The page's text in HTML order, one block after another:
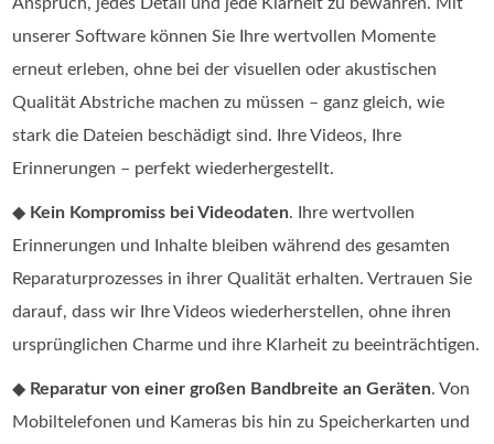
unserer Software können Sie Ihre wertvollen Momente
erneut erleben, ohne bei der visuellen oder akustischen
Qualität Abstriche machen zu müssen – ganz gleich, wie
stark die Dateien beschädigt sind. Ihre Videos, Ihre
Erinnerungen – perfekt wiederhergestellt.
◆ Kein Kompromiss bei Videodaten. Ihre wertvollen
Erinnerungen und Inhalte bleiben während des gesamten
Reparaturprozesses in ihrer Qualität erhalten. Vertrauen Sie
darauf, dass wir Ihre Videos wiederherstellen, ohne ihren
ursprünglichen Charme und ihre Klarheit zu beeinträchtigen.
◆ Reparatur von einer großen Bandbreite an Geräten. Von
Mobiltelefonen und Kameras bis hin zu Speicherkarten und